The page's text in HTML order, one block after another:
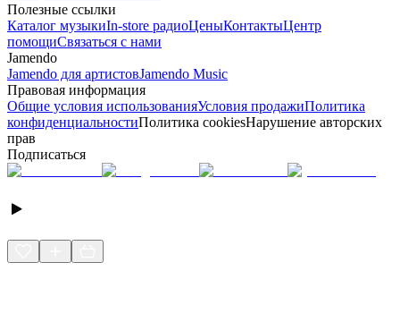
Полезные ссылки
Каталог музыкиIn-store радиоЦеныКонтактыЦентр
помощиСвязаться с нами
Jamendo
Jamendo для артистовJamendo Music
Правовая информация
Общие условия использованияУсловия продажиПолитика
конфиденциальностиПолитика cookiesНарушение авторских
прав
Подписаться